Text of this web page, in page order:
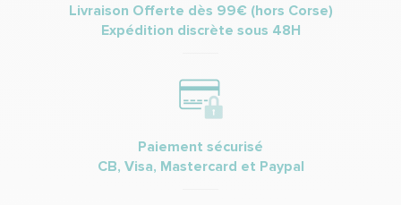
Livraison Offerte dès 99€ (hors Corse)
Expédition discrète sous 48H
Paiement sécurisé
CB, Visa, Mastercard et Paypal